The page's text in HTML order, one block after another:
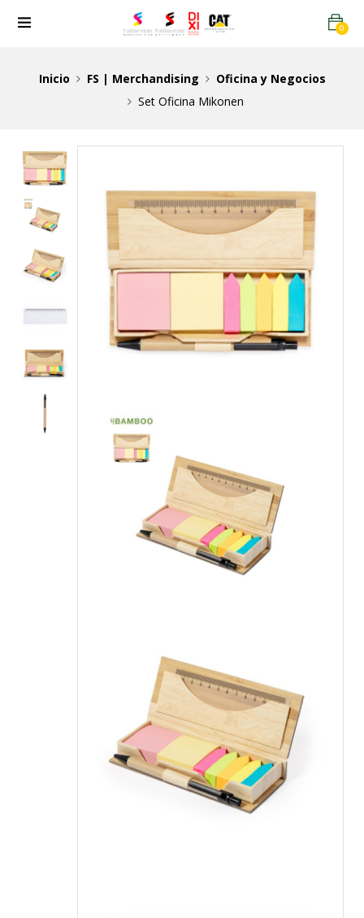
0
Inicio FS | Merchandising
Oficina y Negocios
Set Oficina Mikonen